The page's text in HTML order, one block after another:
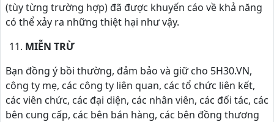
(tùy từng trường hợp) đã được khuyến cáo về khả năng
có thể xảy ra những thiệt hại như vậy.
MIỄN TRỪ
Bạn đồng ý bồi thường, đảm bảo và giữ cho 5H30.VN,
công ty mẹ, các công ty liên quan, các tổ chức liên kết,
các viên chức, các đại diện, các nhân viên, các đối tác, các
bên cung cấp, các bên bán hàng, các bên đồng thương